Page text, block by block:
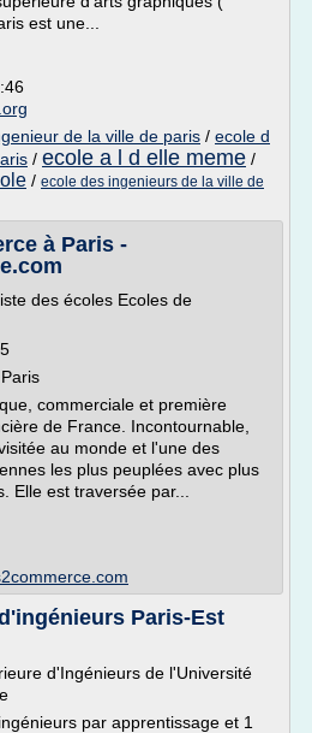
est une...
de la ville de paris / ecole d
/ ecole a l d elle meme /
/ ecole des ingenieurs de la ville de
à Paris -
des écoles Ecoles de
commerciale et première
de France. Incontournable,
au monde et l'une des
les plus peuplées avec plus
Elle est traversée par...
Paris-Est
d'Ingénieurs de l'Université
par apprentissage et 1